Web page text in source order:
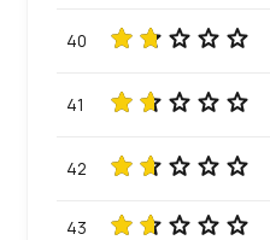
40
41
42
43